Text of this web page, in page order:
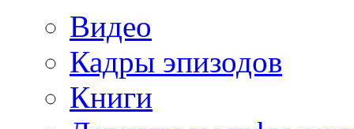
Видео
Кадры эпизодов
Книги